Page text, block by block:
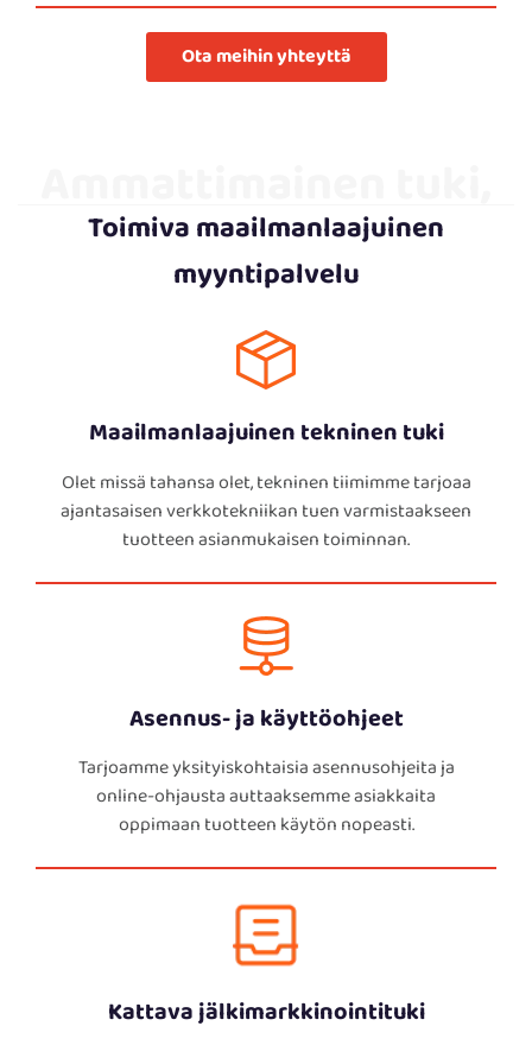
Ota meihin yhteyttä
maailmanlaajuinen
takeet
Toimiva maailmanlaajuinen
myyntipalvelu
Maailmanlaajuinen tekninen tuki
Olet missä tahansa olet, tekninen tiimimme tarjoaa
ajantasaisen verkkotekniikan tuen varmistaakseen
tuotteen asianmukaisen toiminnan.
Asennus- ja käyttöohjeet
Tarjoamme yksityiskohtaisia asennusohjeita ja
online-ohjausta auttaaksemme asiakkaita
oppimaan tuotteen käytön nopeasti.
Kattava jälkimarkkinointituki